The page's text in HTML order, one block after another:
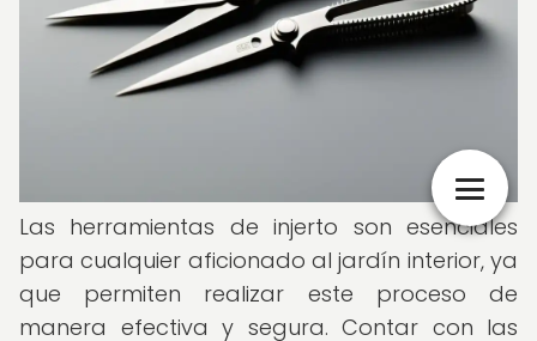
Las herramientas de injerto son esenciales
para cualquier aficionado al jardín interior, ya
que permiten realizar este proceso de
manera efectiva y segura. Contar con las